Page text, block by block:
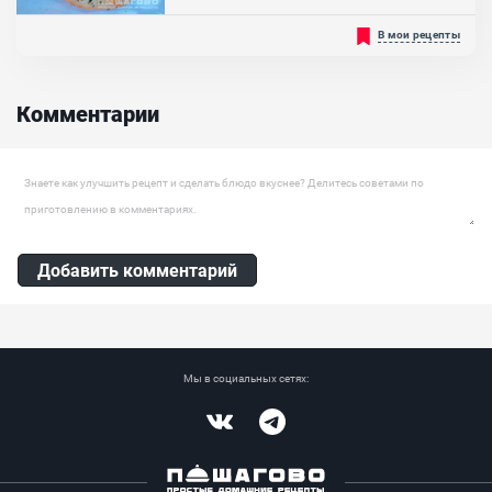
Нет ничего более итальянского, чем пицца. А пицца с
итальянскому рецепту, точно не разочарует своим вкусом и
наполнит дом чарующей атмосферой средиземноморья. ...
В мои рецепты
Комментарии
Оставить комментарий
Добавить комментарий
Мы в социальных сетях: